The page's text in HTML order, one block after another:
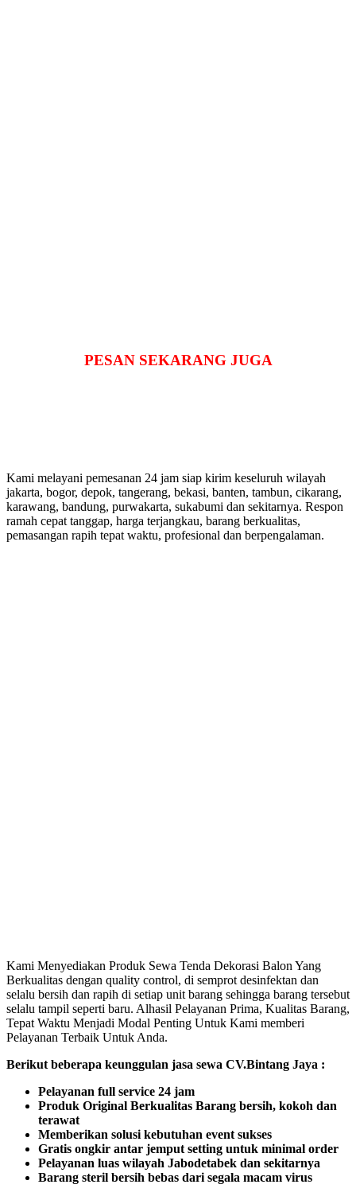
PESAN SEKARANG JUGA
Kami melayani pemesanan 24 jam siap kirim keseluruh wilayah
jakarta, bogor, depok, tangerang, bekasi, banten, tambun, cikarang,
karawang, bandung, purwakarta, sukabumi dan sekitarnya. Respon
ramah cepat tanggap, harga terjangkau, barang berkualitas,
pemasangan rapih tepat waktu, profesional dan berpengalaman.
Kami Menyediakan Produk Sewa Tenda Dekorasi Balon Yang
Berkualitas dengan quality control, di semprot desinfektan dan
selalu bersih dan rapih di setiap unit barang sehingga barang tersebut
selalu tampil seperti baru. Alhasil Pelayanan Prima, Kualitas Barang,
Tepat Waktu Menjadi Modal Penting Untuk Kami memberi
Pelayanan Terbaik Untuk Anda.
Berikut beberapa keunggulan jasa sewa CV.Bintang Jaya :
Pelayanan full service 24 jam
Produk Original Berkualitas Barang bersih, kokoh dan
terawat
Memberikan solusi kebutuhan event sukses
Gratis ongkir antar jemput setting untuk minimal order
Pelayanan luas wilayah Jabodetabek dan sekitarnya
Barang steril bersih bebas dari segala macam virus